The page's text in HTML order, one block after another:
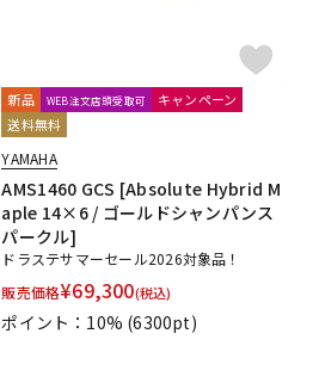
新品 WEB注文店頭受取可
キャンペーン
送料無料
YAMAHA
AMS1460 GCS [Absolute Hybrid M
aple 14×6 / ゴールドシャンパンス
パークル]
ドラステサマーセール2026対象品！
販売価格¥69,300(税込)
ポイント：10% (6300pt)